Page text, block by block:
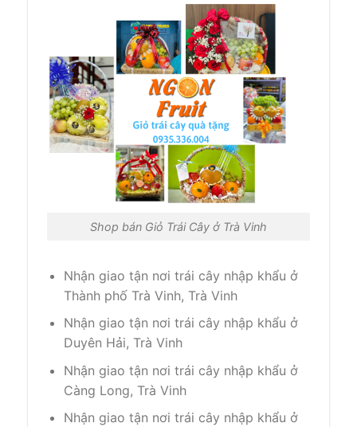
Shop bán Giỏ Trái Cây ở Trà Vinh
Nhận giao tận nơi trái cây nhập khẩu ở
Thành phố Trà Vinh, Trà Vinh
Nhận giao tận nơi trái cây nhập khẩu ở
Duyên Hải, Trà Vinh
Nhận giao tận nơi trái cây nhập khẩu ở
Càng Long, Trà Vinh
Nhận giao tận nơi trái cây nhập khẩu ở